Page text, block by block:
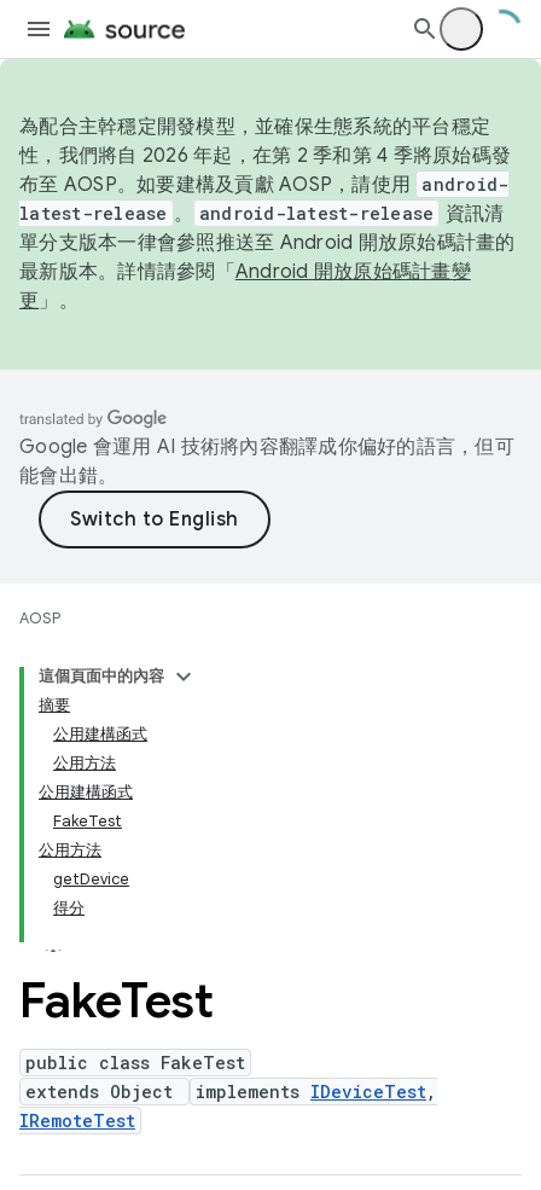
為配合主幹穩定開發模型，並確保生態系統的平台穩定
性，我們將自 2026 年起，在第 2 季和第 4 季將原始碼發
布至 AOSP。如要建構及貢獻 AOSP，請使用 android-
latest-release 。 android-latest-release
資訊清
單分支版本一律會參照推送至 Android 開放原始碼計畫的
最新版本。詳情請參閱「 Android 開放原始碼計畫變
更 」。
Google 會運用 AI 技術將內容翻譯成你偏好的語言，但可
能會出錯。
AOSP
這個頁面中的內容
摘要
公用建構函式
公用方法
公用建構函式
FakeTest
公用方法
getDevice
得分
FakeTest
public class FakeTest
extends Object
implements IDeviceTest,
IRemoteTest